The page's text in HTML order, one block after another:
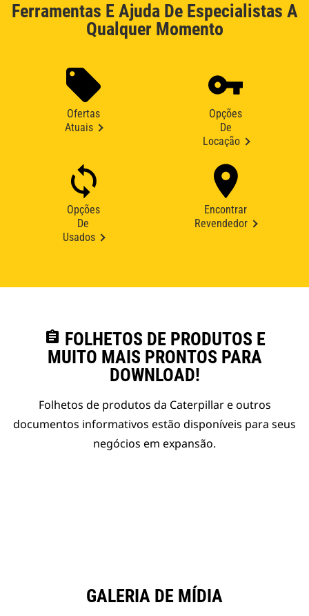
Ferramentas E Ajuda De Especialistas A
Qualquer Momento
Ofertas
Atuais
Opções
De
Locação
Opções
De
Usados
Encontrar
Revendedor
assignment FOLHETOS DE PRODUTOS E
MUITO MAIS PRONTOS PARA
DOWNLOAD!
Folhetos de produtos da Caterpillar e outros
documentos informativos estão disponíveis para seus
negócios em expansão.
GALERIA DE MÍDIA